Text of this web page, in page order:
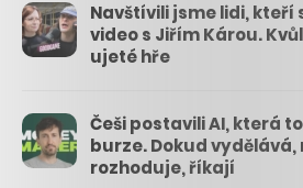
Navštívili jsme lidi, kteří
video s Jiřím Károu.
ujeté hře
Češi postavili AI, která
burze. Dokud vydělává,
rozhoduje, říkají